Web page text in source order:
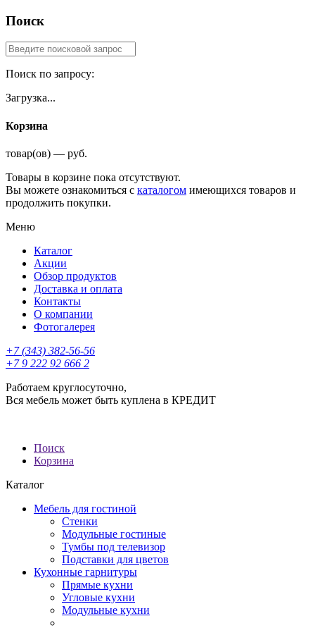
Поиск
Поиск по запросу:
Загрузка...
Корзина
товар(ов) — руб.
Товары в корзине пока отсутствуют.
Вы можете ознакомиться с каталогом имеющихся товаров и
продолжить покупки.
Меню
Каталог
Акции
Обзор продуктов
Доставка и оплата
Контакты
О компании
Фотогалерея
+7 (343) 382-56-56
+7 9 222 92 666 2
Работаем круглосуточно,
Вся мебель может быть куплена в КРЕДИТ
Поиск
Корзина
Каталог
Мебель для гостиной
Стенки
Модульные гостиные
Тумбы под телевизор
Подставки для цветов
Кухонные гарнитуры
Прямые кухни
Угловые кухни
Модульные кухни